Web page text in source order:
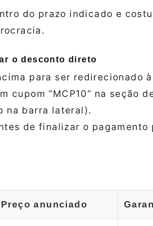
do prazo indicado e
o desconto direto
para ser redirecionado
cupom “MCP10” na seção
na barra lateral).
de finalizar o pagamento
Preço anunciado